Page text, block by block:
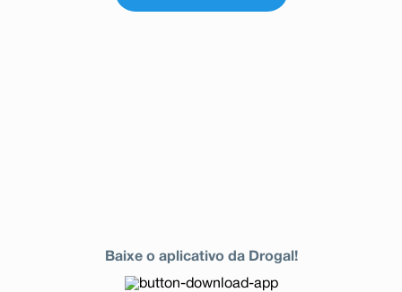
Baixe o aplicativo da Drogal!